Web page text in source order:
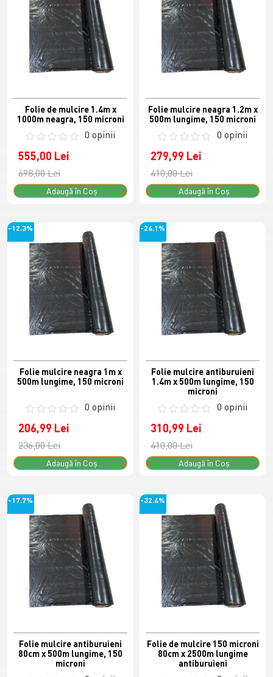
Folie de mulcire 1.4m x
1000m neagra, 150 microni
0 opinii
555,00 Lei
698,00 Lei
Adaugă în Coş
Folie mulcire neagra 1.2m x
500m lungime, 150 microni
0 opinii
279,99 Lei
410,00 Lei
Adaugă în Coş
-12.3%
Folie mulcire neagra 1m x
500m lungime, 150 microni
0 opinii
206,99 Lei
236,00 Lei
Adaugă în Coş
-24.1%
Folie mulcire antiburuieni
1.4m x 500m lungime, 150
microni
0 opinii
310,99 Lei
410,00 Lei
Adaugă în Coş
-17.7%
Folie mulcire antiburuieni
80cm x 500m lungime, 150
microni
-32.4%
Folie de mulcire 150 microni
80cm x 2500m lungime
antiburuieni